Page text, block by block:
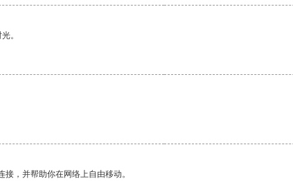
。
，并帮助你在网络上自由移动。